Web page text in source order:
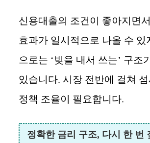
신용대출의 조건이 좋아지면
효과가 일시적으로 나올 수 있
으로는 ‘빚을 내서 쓰는’ 구조
있습니다. 시장 전반에 걸쳐
정책 조율이 필요합니다.
정확한 금리 구조, 다시 한 번